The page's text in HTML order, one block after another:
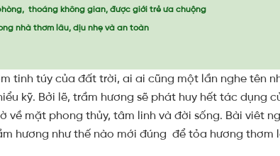
thoáng không gian, được giới trẻ ưa chuộng
nhà thơm lâu, dịu nhẹ và an toàn
tinh túy của đất trời, ai ai cũng một lần nghe tên
kỹ. Bởi lẽ, trầm hương sẽ phát huy hết tác dụng
về mặt phong thủy, tâm linh và đời sống. Bài viêt
hương như thế nào mới đúng để tỏa hương thơm